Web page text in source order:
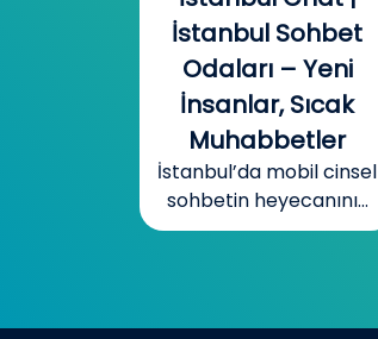
Sohbet – Ücretsiz
Chat ve
Arkadaşlık Odaları
Bursa’da sohbetin
heyecanını ve gizemini...